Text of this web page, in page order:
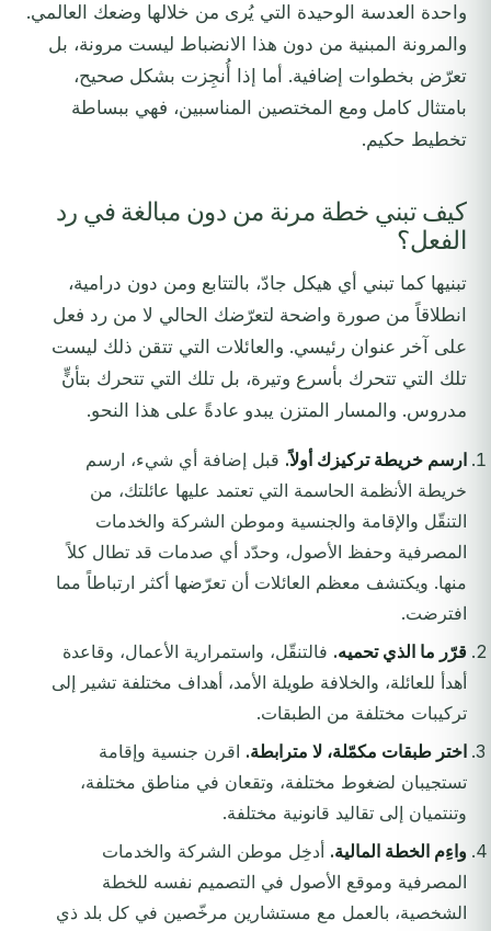
واحدة العدسة الوحيدة التي يُرى من خلالها وضعك العالمي.
والمرونة المبنية من دون هذا الانضباط ليست مرونة، بل
تعرّض بخطوات إضافية. أما إذا أُنجِزت بشكل صحيح،
بامتثال كامل ومع المختصين المناسبين، فهي ببساطة
تخطيط حكيم.
كيف تبني خطة مرنة من دون مبالغة في رد
الفعل؟
تبنيها كما تبني أي هيكل جادّ، بالتتابع ومن دون درامية،
انطلاقاً من صورة واضحة لتعرّضك الحالي لا من رد فعل
على آخر عنوان رئيسي. والعائلات التي تتقن ذلك ليست
تلك التي تتحرك بأسرع وتيرة، بل تلك التي تتحرك بتأنٍّ
مدروس. والمسار المتزن يبدو عادةً على هذا النحو.
ارسم خريطة تركيزك أولاً. قبل إضافة أي شيء، ارسم
خريطة الأنظمة الحاسمة التي تعتمد عليها عائلتك، من
التنقّل والإقامة والجنسية وموطن الشركة والخدمات
المصرفية وحفظ الأصول، وحدّد أي صدمات قد تطال كلاً
منها. ويكتشف معظم العائلات أن تعرّضها أكثر ارتباطاً مما
افترضت.
قرّر ما الذي تحميه. فالتنقّل، واستمرارية الأعمال، وقاعدة
أهدأ للعائلة، والخلافة طويلة الأمد، أهداف مختلفة تشير إلى
تركيبات مختلفة من الطبقات.
اختر طبقات مكمّلة، لا مترابطة. اقرن جنسية وإقامة
تستجيبان لضغوط مختلفة، وتقعان في مناطق مختلفة،
وتنتميان إلى تقاليد قانونية مختلفة.
واءِم الخطة المالية. أدخِل موطن الشركة والخدمات
المصرفية وموقع الأصول في التصميم نفسه للخطة
الشخصية، بالعمل مع مستشارين مرخّصين في كل بلد ذي